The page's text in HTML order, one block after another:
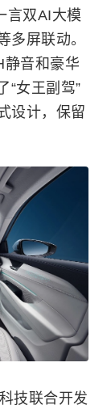
言双AI大模
多屏联动。
静音和豪华
“女王副驾”
设计，保留
技联合开发